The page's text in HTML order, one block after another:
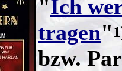
"Ich
tragen"
bzw.